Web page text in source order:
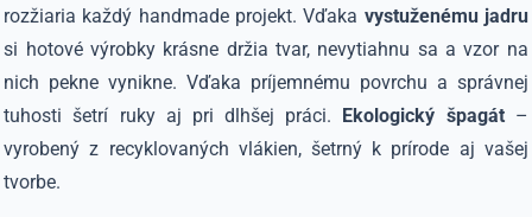
rozžiaria každý handmade projekt. Vďaka vystuženému jadru
si hotové výrobky krásne držia tvar, nevytiahnu sa a vzor na
nich pekne vynikne. Vďaka príjemnému povrchu a správnej
tuhosti šetrí ruky aj pri dlhšej práci. Ekologický špagát–
vyrobený z recyklovaných vlákien, šetrný k prírode aj vašej
tvorbe.